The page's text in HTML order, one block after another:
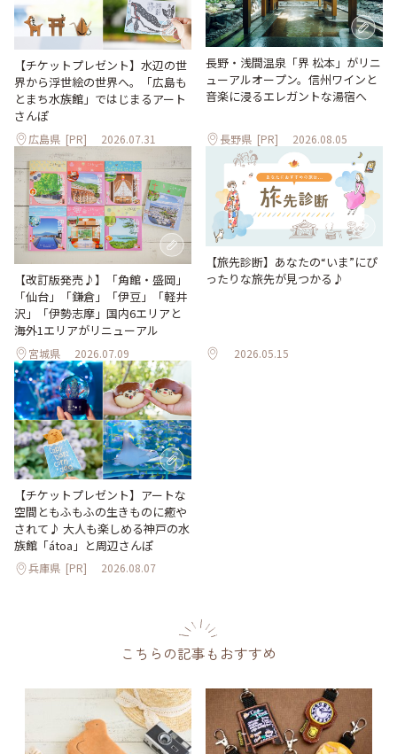
【チケットプレゼント】水辺の世
界から浮世絵の世界へ。「広島も
とまち水族館」ではじまるアート
さんぽ
広島県 [PR] 2026.07.31
長野・浅間温泉「界 松本」がリニ
ューアルオープン。信州ワインと
音楽に浸るエレガントな湯宿へ
長野県 [PR] 2026.08.05
【改訂版発売♪】「角館・盛岡」
「仙台」「鎌倉」「伊豆」「軽井
沢」「伊勢志摩」国内6エリアと
海外1エリアがリニューアル
宮城県 2026.07.09
【旅先診断】あなたの“いま”にぴ
ったりな旅先が見つかる♪
2026.05.15
【チケットプレゼント】アートな
空間ともふもふの生きものに癒や
されて♪ 大人も楽しめる神戸の水
族館「átoa」と周辺さんぽ
兵庫県 [PR] 2026.08.07
こちらの記事もおすすめ